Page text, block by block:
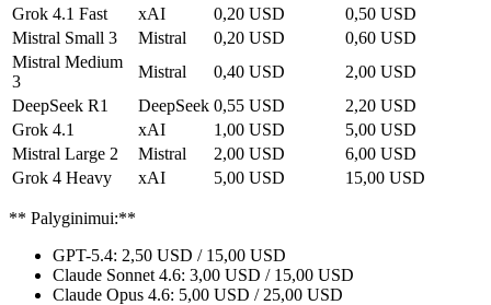
Grok 4.1 Fast
xAI 0,20 USD
0,50 USD
Mistral Small 3
Mistral 0,20 USD
0,60 USD
Mistral Medium
3
Mistral 0,40 USD
2,00 USD
DeepSeek R1
DeepSeek 0,55 USD
2,20 USD
Grok 4.1
xAI 1,00 USD
5,00 USD
Mistral Large 2
Mistral 2,00 USD
6,00 USD
Grok 4 Heavy
xAI 5,00 USD 15,00 USD
** Palyginimui:**
GPT-5.4: 2,50 USD / 15,00 USD
Claude Sonnet 4.6: 3,00 USD / 15,00 USD
Claude Opus 4.6: 5,00 USD / 25,00 USD